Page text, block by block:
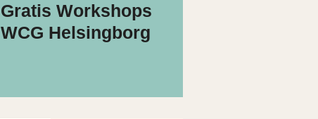
Gratis Workshops
WCG Helsingborg